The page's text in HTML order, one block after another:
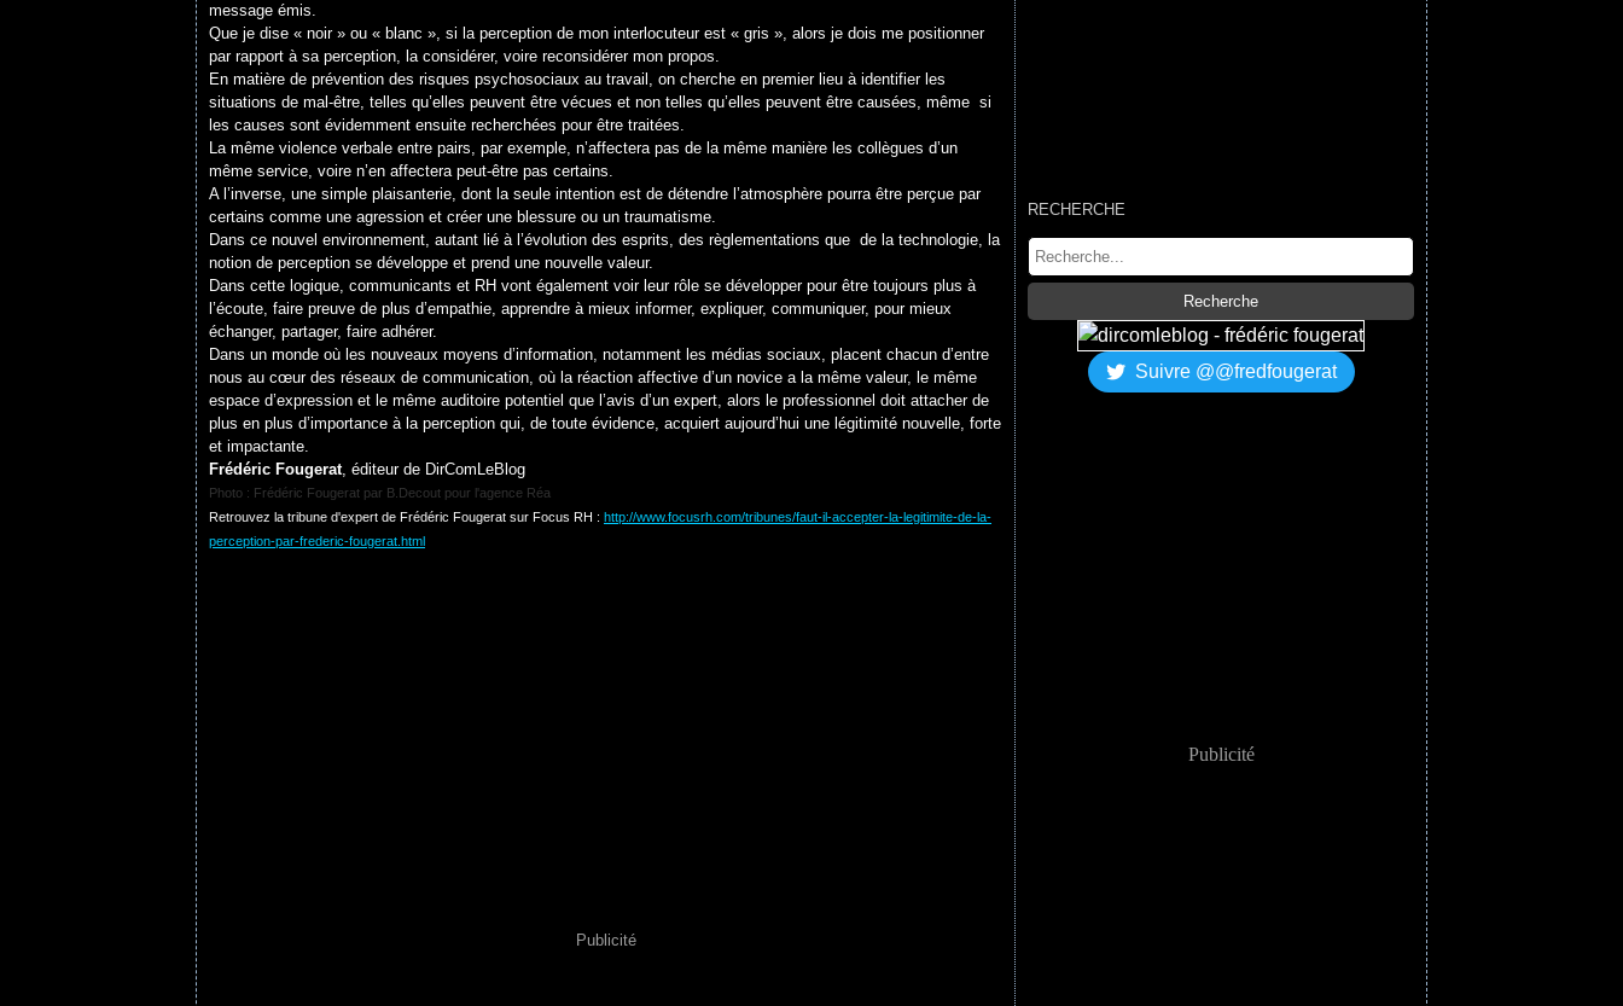
message émis.
Que je dise « noir » ou « blanc », si la perception de mon interlocuteur est « gris », alors je dois me positionner
par rapport à sa perception, la considérer, voire reconsidérer mon propos.
En matière de prévention des risques psychosociaux au travail, on cherche en premier lieu à identifier les
situations de mal-être, telles qu’elles peuvent être vécues et non telles qu’elles peuvent être causées, même si
les causes sont évidemment ensuite recherchées pour être traitées.
La même violence verbale entre pairs, par exemple, n’affectera pas de la même manière les collègues d’un
même service, voire n’en affectera peut-être pas certains.
A l’inverse, une simple plaisanterie, dont la seule intention est de détendre l’atmosphère pourra être perçue par
certains comme une agression et créer une blessure ou un traumatisme.
Dans ce nouvel environnement, autant lié à l’évolution des esprits, des règlementations que de la technologie, la
notion de perception se développe et prend une nouvelle valeur.
Dans cette logique, communicants et RH vont également voir leur rôle se développer pour être toujours plus à
l’écoute, faire preuve de plus d’empathie, apprendre à mieux informer, expliquer, communiquer, pour mieux
échanger, partager, faire adhérer.
Dans un monde où les nouveaux moyens d’information, notamment les médias sociaux, placent chacun d’entre
nous au cœur des réseaux de communication, où la réaction affective d’un novice a la même valeur, le même
espace d’expression et le même auditoire potentiel que l’avis d’un expert, alors le professionnel doit attacher de
plus en plus d’importance à la perception qui, de toute évidence, acquiert aujourd’hui une légitimité nouvelle, forte
et impactante.
Frédéric Fougerat, éditeur de DirComLeBlog
Photo : Frédéric Fougerat par B.Decout pour l'agence Réa
Retrouvez la tribune d'expert de Frédéric Fougerat sur Focus RH : http://www.focusrh.com/tribunes/faut-il-accepter-la-legitimite-de-la-
perception-par-frederic-fougerat.html
Publicité
RECHERCHE
Suivre @@fredfougerat
Publicité